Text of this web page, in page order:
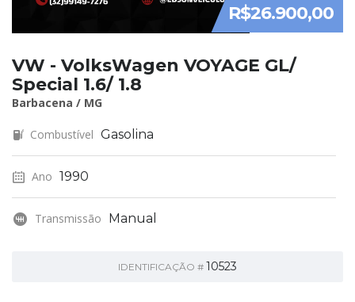
R$26.900,00
VW - VolksWagen VOYAGE GL/
Special 1.6/ 1.8
Barbacena / MG
Combustível Gasolina
Ano 1990
Transmissão Manual
IDENTIFICAÇÃO # 10523